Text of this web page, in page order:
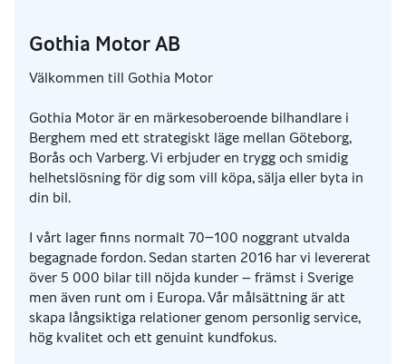
Gothia Motor AB
Välkommen till Gothia Motor
Gothia Motor är en märkesoberoende bilhandlare i
Berghem med ett strategiskt läge mellan Göteborg,
Borås och Varberg. Vi erbjuder en trygg och smidig
helhetslösning för dig som vill köpa, sälja eller byta in
din bil.
I vårt lager finns normalt 70–100 noggrant utvalda
begagnade fordon. Sedan starten 2016 har vi levererat
över 5 000 bilar till nöjda kunder – främst i Sverige
men även runt om i Europa. Vår målsättning är att
skapa långsiktiga relationer genom personlig service,
hög kvalitet och ett genuint kundfokus.